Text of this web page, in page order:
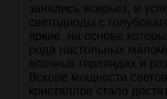
занялись всерьез, и
светодиоды с
яркие, на основе
рода настольных
елочных гирляндах и
Вскоре мощности
кристаллов стало